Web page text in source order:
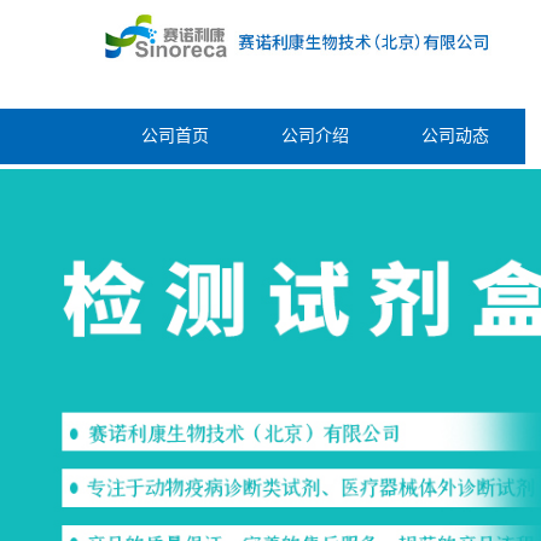
公司首页 公司介绍 公司动态